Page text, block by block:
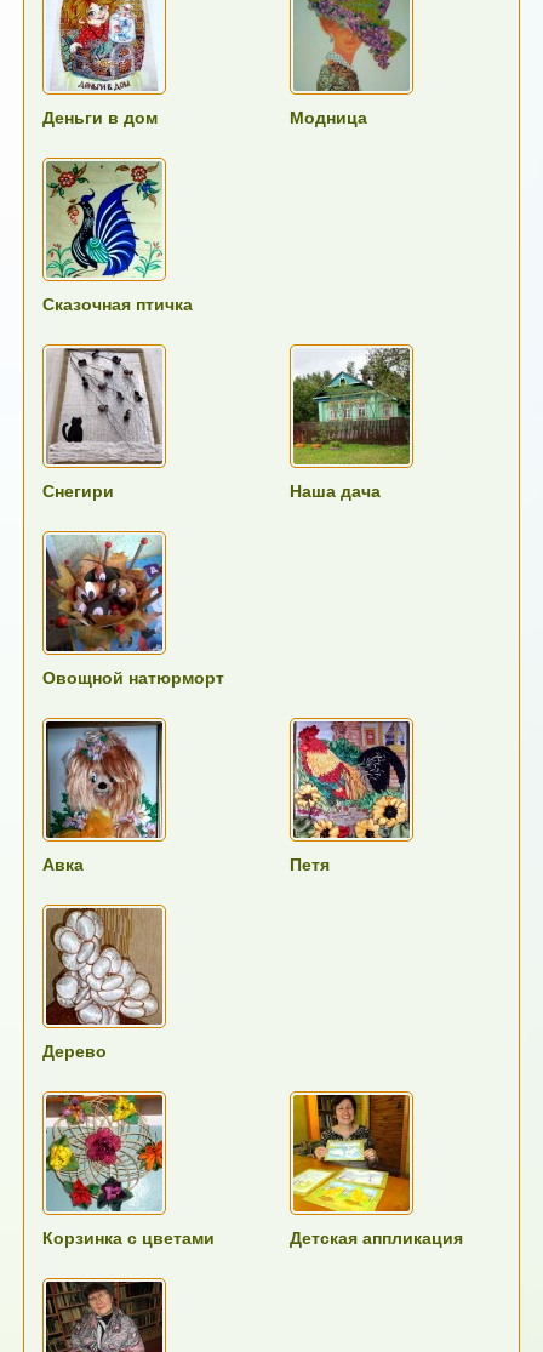
Деньги в дом Модница
Сказочная птичка
Снегири Наша дача
Овощной натюрморт
Авка Петя
Дерево
Корзинка с цветами Детская аппликация